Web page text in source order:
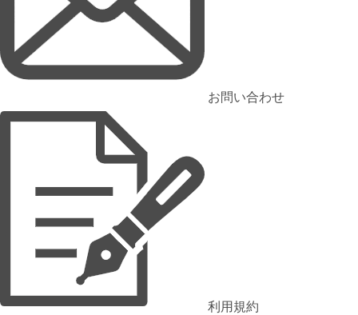
お問い合わせ
利用規約